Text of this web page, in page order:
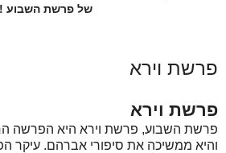
של פרשת השבוע !
פרשת וירא
פרשת וירא
פרשת השבוע, פרשת וירא היא הפרשה
והיא ממשיכה את סיפורי אברהם. עיקר